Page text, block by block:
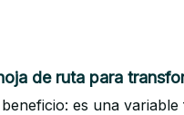
de ruta para
es una